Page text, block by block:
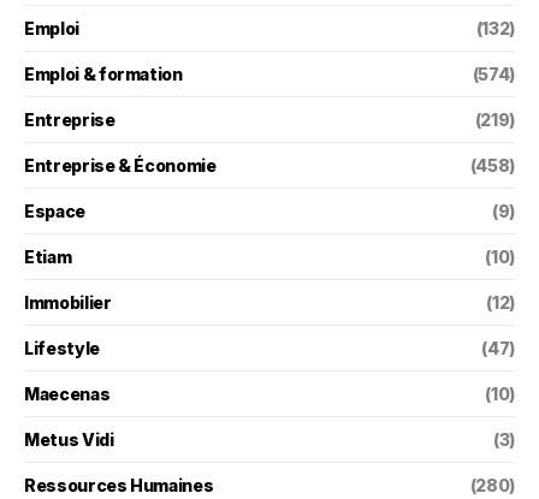
Emploi (132)
Emploi & formation (574)
Entreprise (219)
Entreprise & Économie (458)
Espace (9)
Etiam (10)
Immobilier (12)
Lifestyle (47)
Maecenas (10)
Metus Vidi (3)
Ressources Humaines (280)